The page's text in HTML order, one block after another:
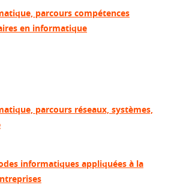
parcours compétences
en informatique
parcours réseaux, systèmes,
informatiques appliquées à la